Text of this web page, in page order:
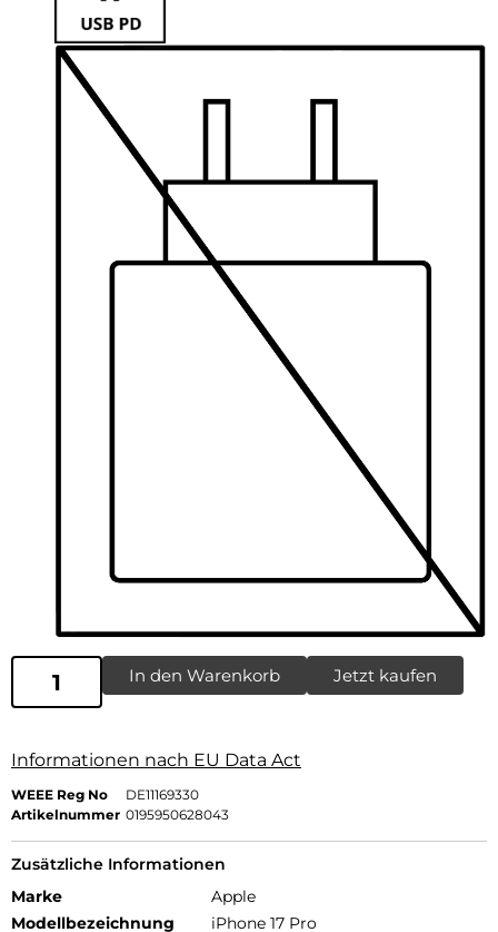
In den Warenkorb Jetzt kaufen
Informationen nach EU Data Act
WEEE Reg No
DE11169330
Artikelnummer 0195950628043
Zusätzliche Informationen
Marke
Apple
Modellbezeichnung
iPhone 17 Pro